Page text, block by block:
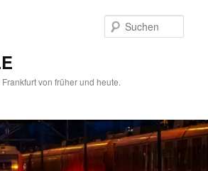
von früher und heute.